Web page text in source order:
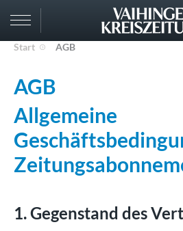
Start AGB
AGB
Allgemeine
1. Gegenstand des